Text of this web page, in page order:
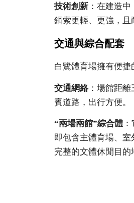
技術創新：在建造中
鋼索更輕、更強，且
交通與綜合配套
白鷺體育場擁有便捷
交通網絡：場館距離
賓道路，出行方便。
“兩場兩館”綜合體：
即包含主體育場、
完整的文體休閒目的